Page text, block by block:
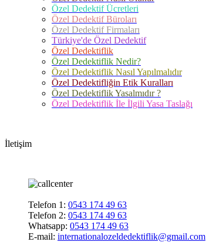
Özel Dedektif Ücretleri
Özel Dedektif Büroları
Özel Dedektif Firmaları
Türkiye'de Özel Dedektif
Özel Dedektiflik
Özel Dedektiflik Nedir?
Özel Dedektiflik Nasıl Yapılmalıdır
Özel Dedektifliğin Etik Kuralları
Özel Dedektiflik Yasalmıdır ?
Özel Dedektiflik İle İlgili Yasa Taslağı
İletişim
Telefon 1: 0543 174 49 63
Telefon 2: 0543 174 49 63
Whatsapp: 0543 174 49 63
E-mail: internationalozeldedektiflik@gmail.com